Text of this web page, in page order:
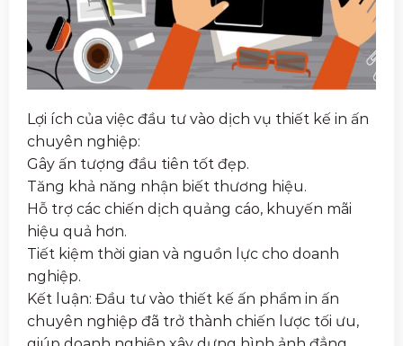
Lợi ích của việc đầu tư vào dịch vụ thiết kế in ấn
chuyên nghiệp:
Gây ấn tượng đầu tiên tốt đẹp.
Tăng khả năng nhận biết thương hiệu.
Hỗ trợ các chiến dịch quảng cáo, khuyến mãi
hiệu quả hơn.
Tiết kiệm thời gian và nguồn lực cho doanh
nghiệp.
Kết luận: Đầu tư vào thiết kế ấn phẩm in ấn
chuyên nghiệp đã trở thành chiến lược tối ưu,